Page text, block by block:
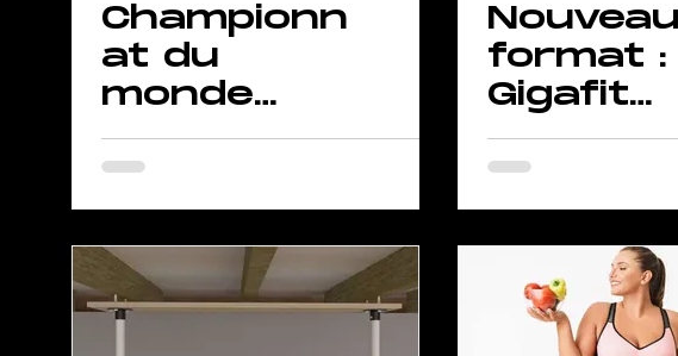
Championn
at du
monde
Kickboxing
by GIGAFIT
Nouveau
format :
Gigafit
Studio